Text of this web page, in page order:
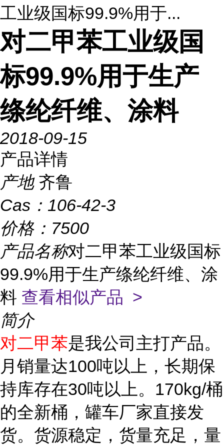
工业级国标99.9%用于...
对二甲苯工业级国
标99.9%用于生产
绦纶纤维、涂料
2018-09-15
产品详情
产地 齐鲁
Cas： 106-42-3
价格： 7500
产品名称对二甲苯工业级国标
99.9%用于生产绦纶纤维、涂
料 查看相似产品 >
简介
对二甲苯是我公司主打产品。
月销量达100吨以上，长期保
持库存在30吨以上。170kg/桶
的全新桶，罐车厂家直接发
货。货源稳定，货量充足，量